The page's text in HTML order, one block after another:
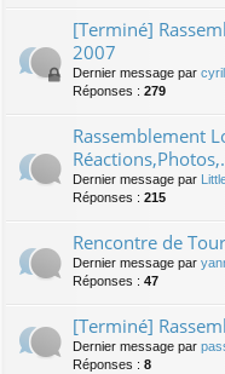
[Terminé]
2007
Dernier message par
Réponses : 279
Rassemblement
Réactions,Photos,.
Dernier message par
Réponses : 215
Rencontre de
Dernier message par
Réponses : 47
[Terminé]
Dernier message par
Réponses : 8